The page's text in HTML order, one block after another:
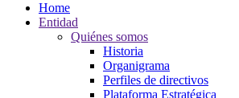
Home
Entidad
Quiénes somos
Historia
Organigrama
Perfiles de directivos
Plataforma Estratégica